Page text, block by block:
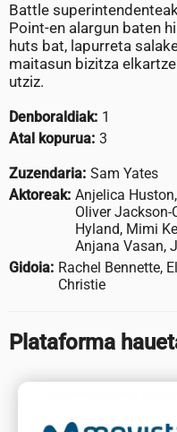
Battle
Point-en alargun baten
huts bat, lapurreta
maitasun bizitza
utziz.
Denboraldiak: 1
Atal kopurua: 3
Zuzendaria: Sam Yates
Aktoreak: Anjelica
Oliver Jackson-
Hyland, Mimi
Anjana Vasan,
Gidoia: Rachel Bennette,
Christie
Plataforma